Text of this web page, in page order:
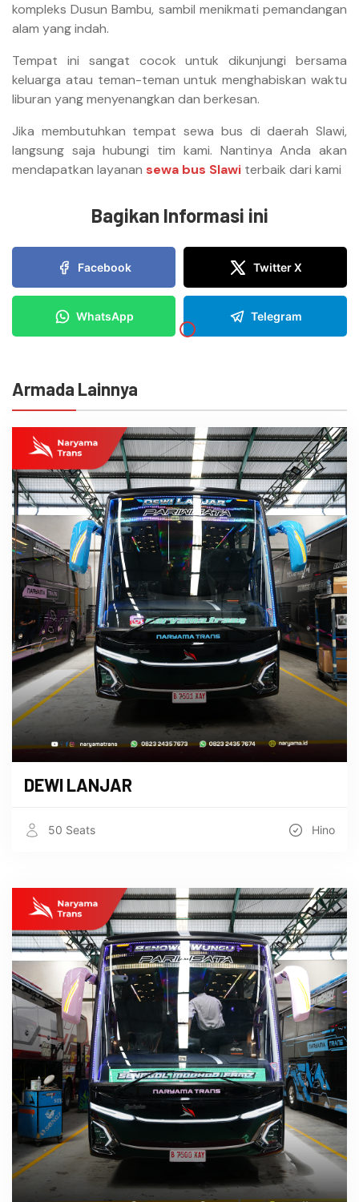
kompleks Dusun Bambu, sambil menikmati pemandangan
alam yang indah.
Tempat ini sangat cocok untuk dikunjungi bersama
keluarga atau teman-teman untuk menghabiskan waktu
liburan yang menyenangkan dan berkesan.
Jika membutuhkan tempat sewa bus di daerah Slawi,
langsung saja hubungi tim kami. Nantinya Anda akan
mendapatkan layanan sewa bus Slawi terbaik dari kami
Bagikan Informasi ini
Facebook Twitter X
WhatsApp Telegram
Armada Lainnya
DEWI LANJAR
50 Seats Hino